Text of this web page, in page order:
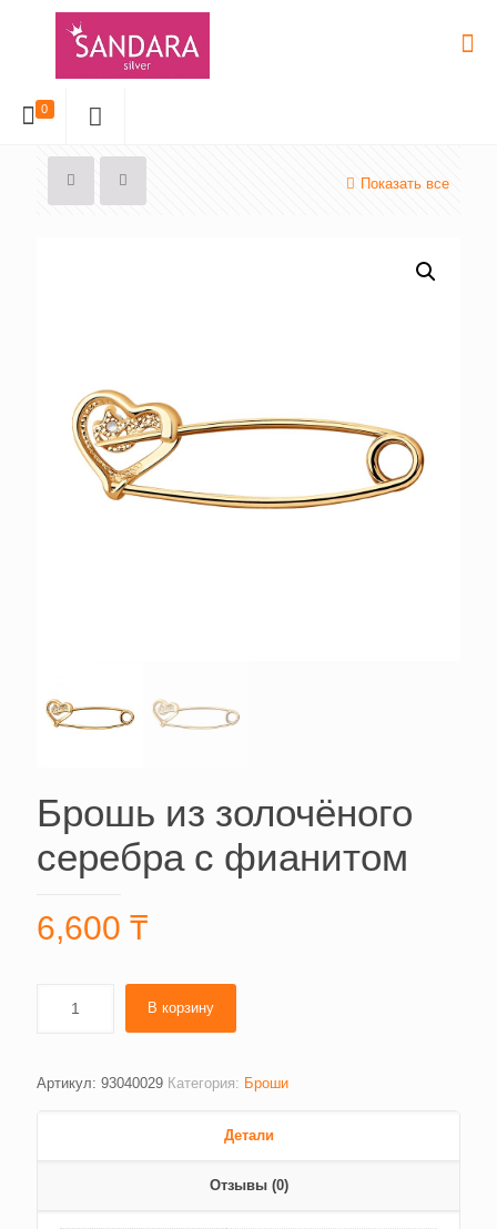
0
Показать все
Брошь из золочёного
серебра с фианитом
6,600 ₸
В корзину
Артикул: 93040029 Категория: Броши
Детали
Отзывы (0)